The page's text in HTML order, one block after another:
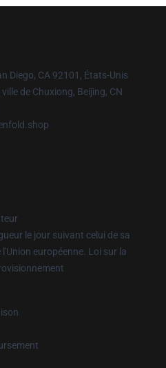
Diego, CA 92101, États-Unis
de Chuxiong, Beijing, CN
le jour suivant celui de sa
européenne. Loi sur la